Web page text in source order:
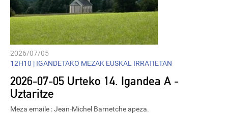
2026/07/05
12H10 | IGANDETAKO MEZAK EUSKAL IRRATIETAN
2026-07-05 Urteko 14. Igandea A -
Uztaritze
Meza emaile : Jean-Michel Barnetche apeza.